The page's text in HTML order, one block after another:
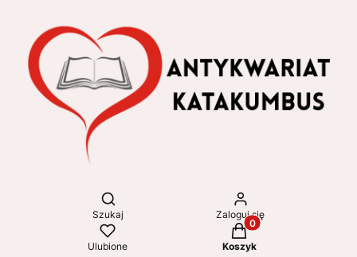
Otwórz wyszukiwarkę
Szukaj Zaloguj się
Ulubione
Produkty w koszyku:
Koszyk